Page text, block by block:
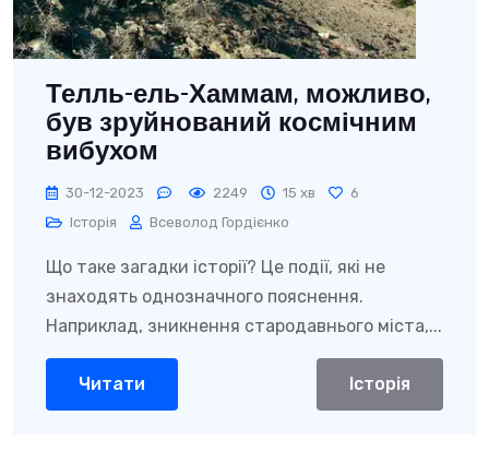
Телль-ель-Хаммам, можливо,
був зруйнований космічним
вибухом
30-12-2023 2249 15 хв
6
Історія
Всеволод Гордієнко
Що таке загадки історії? Це події, які не
знаходять однозначного пояснення.
Наприклад, зникнення стародавнього міста,...
Читати Історія